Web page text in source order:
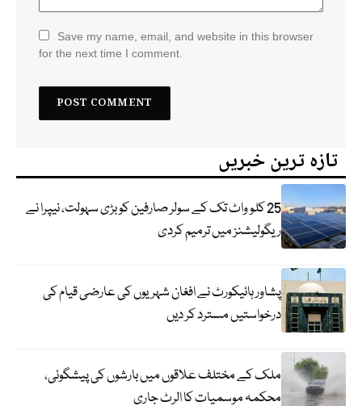
Save my name, email, and website in this browser
for the next time I comment.
تازہ ترین خبریں
25 کلو واٹ تک کے سولر صارفین کو بڑی سہولت، نیپرا نے
ریگولیشنز میں ترمیم کردی
پشاور ہائیکورٹ نے افغان شہریوں کی عارضی قیام کی
درخواستیں مسترد کر دیں
ملک کے مختلف علاقوں میں بارشوں کی پیشگوئی،
محکمہ موسمیات کا الرٹ جاری